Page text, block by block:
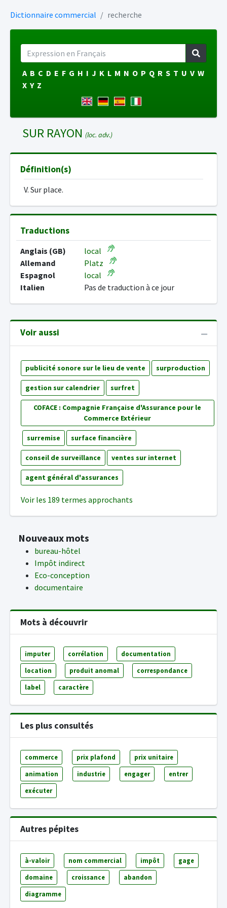
Dictionnaire commercial recherche
A B C D E F G H I J K L M N O P Q R S T U V W
X Y Z
SUR RAYON (loc. adv.)
Définition(s)
V. Sur place.
Traductions
Anglais (GB)
local
Allemand
Platz
Espagnol
local
Italien
Pas de traduction à ce jour
Voir aussi
publicité sonore sur le lieu de vente surproduction
gestion sur calendrier surfret
COFACE : Compagnie Française d'Assurance pour le
Commerce Extérieur
surremise surface financière
conseil de surveillance ventes sur internet
agent général d'assurances
Voir les 189 termes approchants
Nouveaux mots
bureau-hôtel
Impôt indirect
Eco-conception
documentaire
Mots à découvrir
imputer corrélation documentation
location produit anomal correspondance
label caractère
Les plus consultés
commerce prix plafond prix unitaire
animation industrie engager entrer
exécuter
Autres pépites
à-valoir nom commercial impôt gage
domaine croissance abandon
diagramme